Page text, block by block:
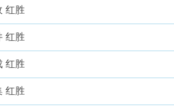
红胜
红胜
红胜
红胜